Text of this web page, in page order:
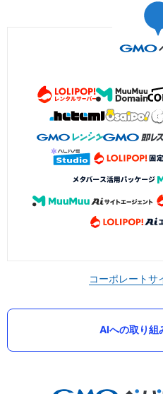
コーポレートサ
AIへの取り組